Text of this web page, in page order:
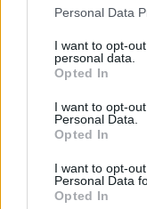
Please note that
not limited to your
grant or deny
use your data for
consent section.
Personal Data
I want to opt-
personal data.
Opted In
I want to opt-
Personal Data.
Opted In
I want to opt-
Personal Data
Opted In
ÉÉÉÉ.HH.NN